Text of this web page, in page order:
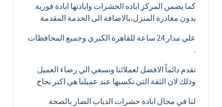
كما يضمن المركز اباده الحشرات وابادتها ابادة فورية
بدون مغادرة المنزل،بالاضافة الى الخدمة المقدمة
علي مدار 24 ساعة للقاهرة الكبري وجميع المحافظات
تقدم دائماً الافضل لعملائنا ونسعي الي رضاء العميل
وذلك لان الثقة التي نكسبها عند عميلنا هي اكبر نجاح
لنا في مجال ابادة حشرات الذباب الضار بالصحة